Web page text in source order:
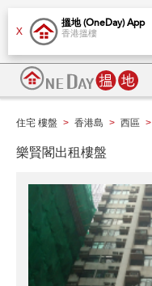
X
搵地 (OneDay) App
香港搵樓
住宅 樓盤 > 香港島 > 西區 >
樂賢閣出租樓盤